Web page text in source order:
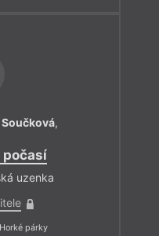
,
počasí
uzenka
párky